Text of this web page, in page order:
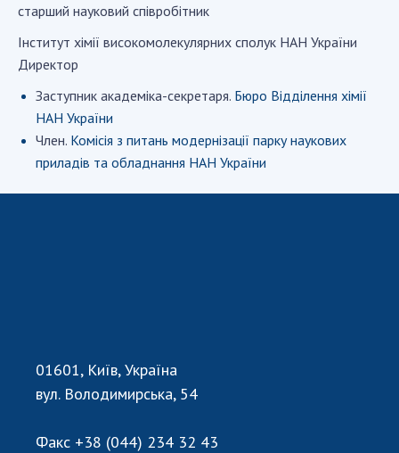
СТРУКТУРА
Президія НАН України
Апарат Президії
Секція фізико-технічних і математичних
наук
Секція хімічних і біологічних наук
старший науковий співробітник
Iнститут хiмiї високомолекулярних сполук НАН України
Директор
Заступник академіка-секретаря. Бюро Відділення хімії
НАН України
Член. Комісія з питань модернізації парку наукових
приладів та обладнання НАН України
01601, Київ, Україна
вул. Володимирська, 54
Факс +38 (044) 234 32 43